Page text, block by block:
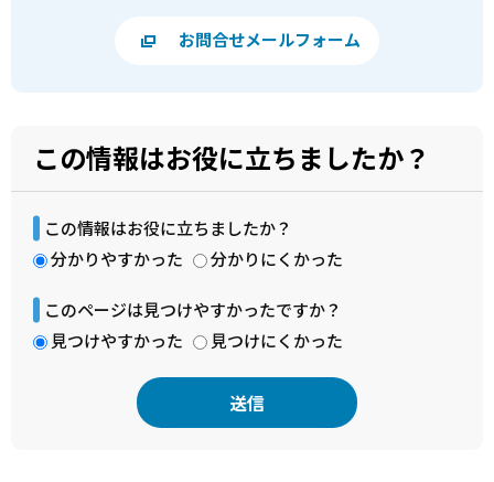
お問合せメールフォーム
この情報はお役に立ちましたか？
この情報はお役に立ちましたか？
分かりやすかった
分かりにくかった
このページは見つけやすかったですか？
見つけやすかった
見つけにくかった